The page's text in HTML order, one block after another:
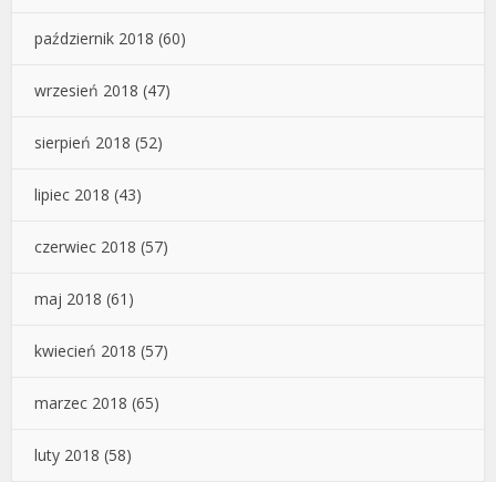
październik 2018 (60)
wrzesień 2018 (47)
sierpień 2018 (52)
lipiec 2018 (43)
czerwiec 2018 (57)
maj 2018 (61)
kwiecień 2018 (57)
marzec 2018 (65)
luty 2018 (58)